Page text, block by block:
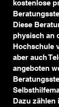
kostenlose
Diese
physisch an
Hochschule
aber auch
angeboten
Dazu zählen